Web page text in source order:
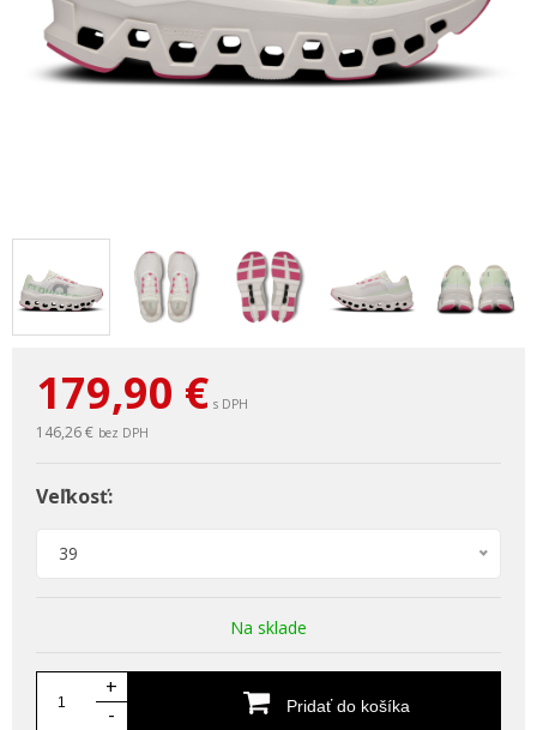
179,90 € s DPH
146,26 € bez DPH
Veľkosť:
39
Na sklade
+
-
Pridať do košíka